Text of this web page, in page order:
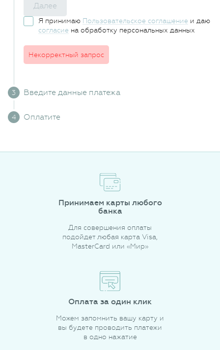
Далее
Я принимаю Пользовательское соглашение и даю
согласие на обработку персональных данных
Некорректный запрос
Введите данные платежа
Оплатите
Принимаем карты любого
банка
Для совершения оплаты
подойдет любая карта Visa,
MasterCard или «Мир»
Оплата за один клик
Можем запомнить вашу карту и
вы будете проводить платежи
в одно нажатие